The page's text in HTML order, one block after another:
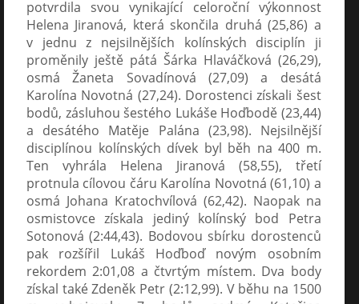
potvrdila svou vynikající celoroční výkonnost
Helena Jiranová, která skončila druhá (25,86) a
v jednu z nejsilnějších kolínských disciplín ji
proměnily ještě pátá Šárka Hlaváčková (26,29),
osmá Žaneta Sovadínová (27,09) a desátá
Karolína Novotná (27,24). Dorostenci získali šest
bodů, zásluhou šestého Lukáše Hoďbodě (23,44)
a desátého Matěje Palána (23,98). Nejsilnější
disciplínou kolínských dívek byl běh na 400 m.
Ten vyhrála Helena Jiranová (58,55), třetí
protnula cílovou čáru Karolína Novotná (61,10) a
osmá Johana Kratochvílová (62,42). Naopak na
osmistovce získala jediný kolínský bod Petra
Sotonová (2:44,43). Bodovou sbírku dorostenců
pak rozšířil Lukáš Hoďboď novým osobním
rekordem 2:01,08 a čtvrtým místem. Dva body
získal také Zdeněk Petr (2:12,99). V běhu na 1500